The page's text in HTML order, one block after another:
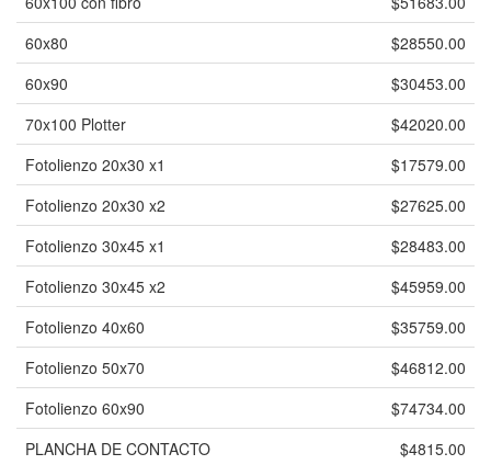
60x80
$28550.00
60x90
$30453.00
70x100 Plotter
$42020.00
Fotolienzo 20x30 x1
$17579.00
Fotolienzo 20x30 x2
$27625.00
Fotolienzo 30x45 x1
$28483.00
Fotolienzo 30x45 x2
$45959.00
Fotolienzo 40x60
$35759.00
Fotolienzo 50x70
$46812.00
Fotolienzo 60x90
$74734.00
PLANCHA DE CONTACTO
$4815.00